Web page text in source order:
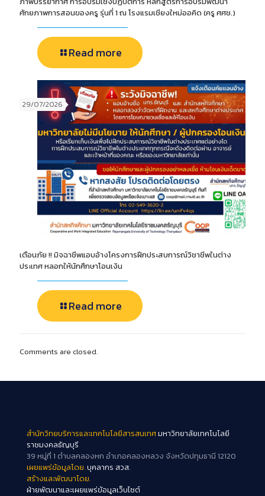
ศักยภาพการสอนของครู รุ่นที่ 1 ณ โรงแรมเชียงใหม่ออคิด (ครู ศศช.)
Read more
29/07/2026
เตือนภัย !! มิจฉาชีพแอบอ้างโครงการฝึกประสบการณ์วิชาชีพในต่าง
ประเทศ หลอกให้นักศึกษาโอนเงิน
Read more
Comments are closed.
สำนักวิทยบริการและเทคโนโลยีสารสนเทศมหาวิทยาลัยเทคโนโลยี
ราชมงคลธัญบุรี
39 หมู่ที่ 1 ตำบลคลองหก อำเภอคลองหลวง จังหวัดปทุมธานี 12120
เผยแพร่ข้อมูลโดย.บุคลากร สวส.
สร้างและพัฒนาโดย.
ฝ่ายพัฒนาและเผยแพร่ข้อมูลเว็บไซต์